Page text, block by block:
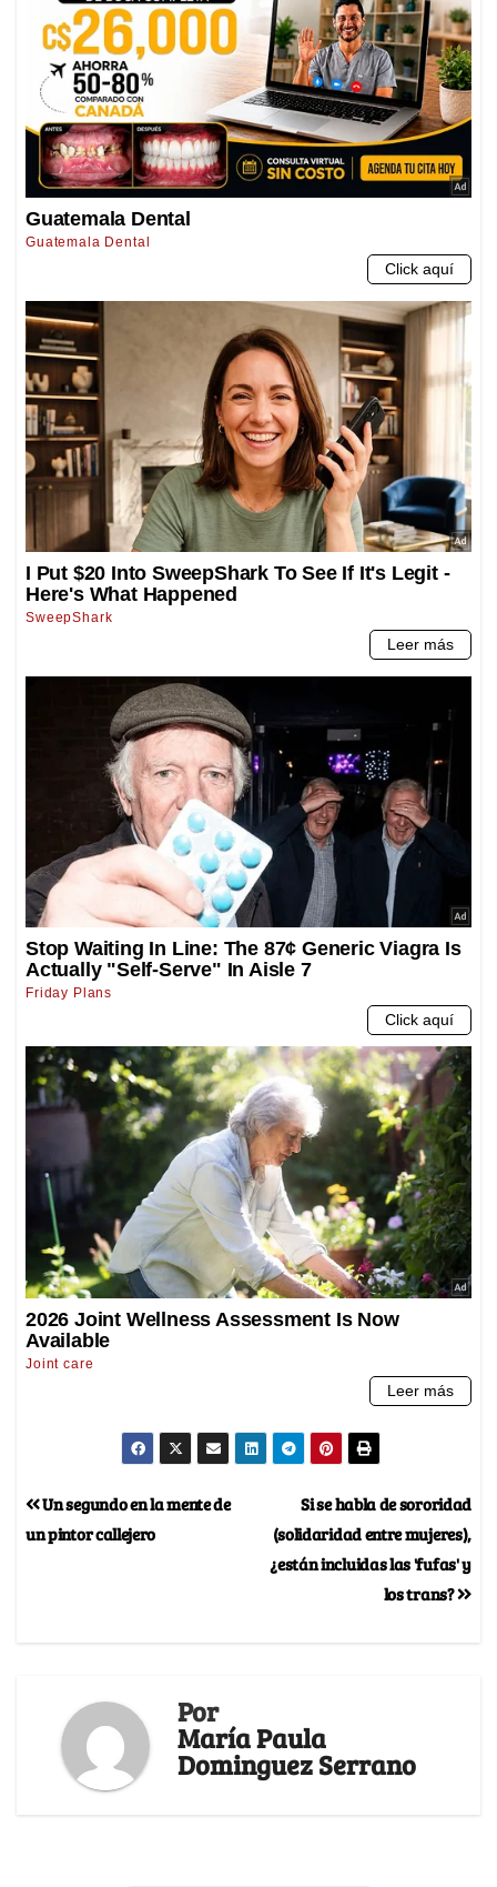
Si se habla de sororidad
(solidaridad entre mujeres),
¿están incluidas las 'fufas' y
los trans?
Un segundo en la mente de
un pintor callejero
Por
María Paula
Dominguez Serrano